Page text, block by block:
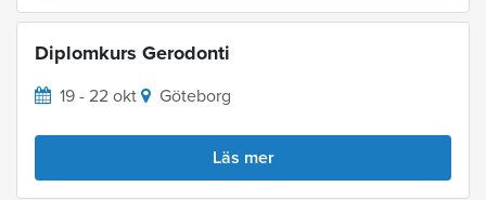
Diplomkurs Gerodonti
19 - 22 okt Göteborg
Läs mer